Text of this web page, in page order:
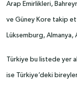
Arap Emirlikleri,
ve Güney Kore takip
Lüksemburg, Almanya,
Türkiye bu listede yer
ise Türkiye’deki